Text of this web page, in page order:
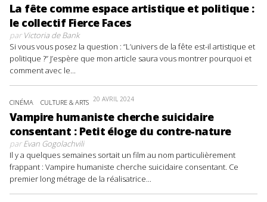
La fête comme espace artistique et politique :
le collectif Fierce Faces
parVictoria de Bank
Si vous vous posez la question : “L’univers de la fête est-il artistique et
politique ?” J’espère que mon article saura vous montrer pourquoi et
comment avec le...
CINÉMA CULTURE & ARTS 20 AVRIL 2024
Vampire humaniste cherche suicidaire
consentant : Petit éloge du contre-nature
parEvan Gogolachvili
Il y a quelques semaines sortait un film au nom particulièrement
frappant : Vampire humaniste cherche suicidaire consentant. Ce
premier long métrage de la réalisatrice...